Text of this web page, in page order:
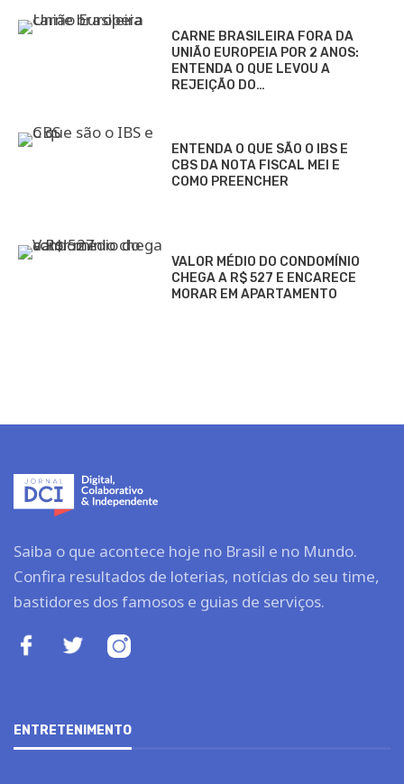
CARNE BRASILEIRA FORA DA
UNIÃO EUROPEIA POR 2 ANOS:
ENTENDA O QUE LEVOU A
REJEIÇÃO DO…
ENTENDA O QUE SÃO O IBS E
CBS DA NOTA FISCAL MEI E
COMO PREENCHER
VALOR MÉDIO DO CONDOMÍNIO
CHEGA A R$ 527 E ENCARECE
MORAR EM APARTAMENTO
Saiba o que acontece hoje no Brasil e no Mundo.
Confira resultados de loterias, notícias do seu time,
bastidores dos famosos e guias de serviços.
ENTRETENIMENTO